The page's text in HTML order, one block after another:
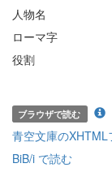
人物名
ローマ字
役割
ブラウザで読む
青空文庫の
BiB/i で読む